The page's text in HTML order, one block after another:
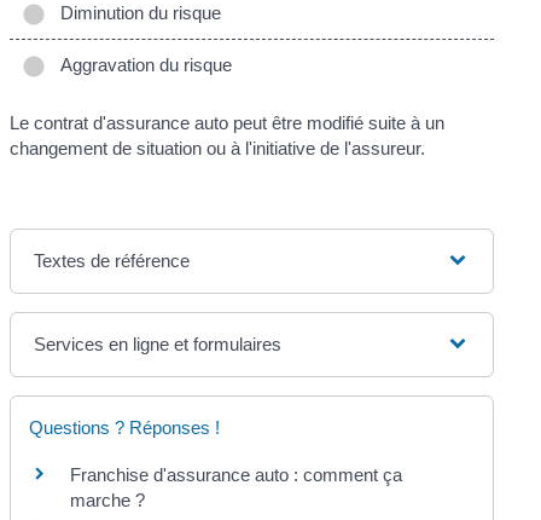
Diminution du risque
Aggravation du risque
Le contrat d'assurance auto peut être modifié suite à un
changement de situation ou à l'initiative de l'assureur.
Textes de référence
Services en ligne et formulaires
Questions ? Réponses !
Franchise d'assurance auto : comment ça
marche ?